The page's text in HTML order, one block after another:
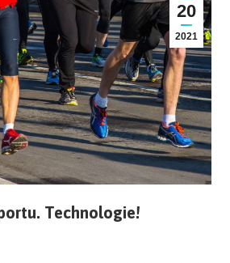
20
2021
Technologie!